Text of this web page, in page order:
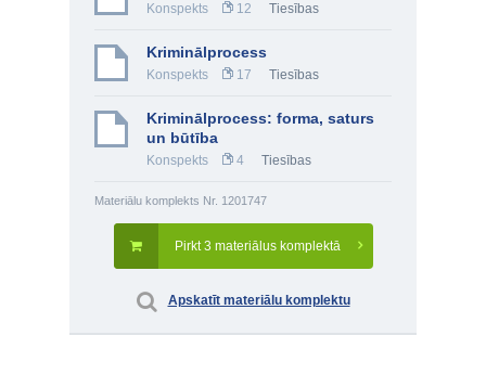
Konspekts 12 Tiesības
Kriminālprocess
Konspekts 17 Tiesības
Kriminālprocess: forma, saturs
un būtība
Konspekts 4 Tiesības
Materiālu komplekts Nr. 1201747
Pirkt 3 materiālus komplektā
Apskatīt materiālu komplektu